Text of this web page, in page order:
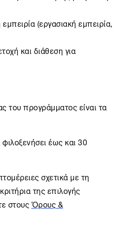
(εργασιακή εμπειρία,
και διάθεση για
του προγράμματος είναι τα
έως και 30
σχετικά με τη
της επιλογής
στουςΌρους &